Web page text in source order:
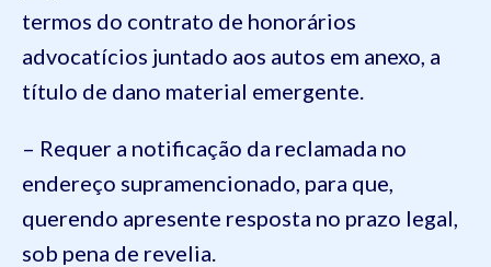
termos do contrato de honorários
advocatícios juntado aos autos em anexo, a
título de dano material emergente.
– Requer a notificação da reclamada no
endereço supramencionado, para que,
querendo apresente resposta no prazo legal,
sob pena de revelia.